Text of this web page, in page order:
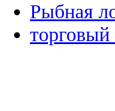
Рыбная
торговый